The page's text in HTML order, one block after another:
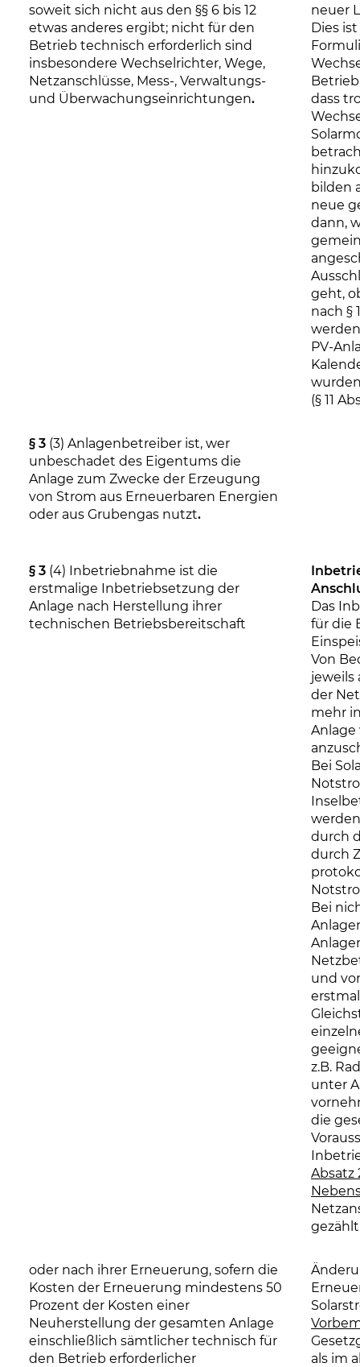
soweit sich nicht aus den §§ 6 bis 12
etwas anderes ergibt; nicht für den
Betrieb technisch erforderlich sind
insbesondere Wechselrichter, Wege,
Netzanschlüsse, Mess-, Verwaltungs-
und Überwachungseinrichtungen.
neuer
Dies
dass
bilden
neue
dann,
geht,
nach §
PV-
(§ 11
§ 3 (3) Anlagenbetreiber ist, wer
unbeschadet des Eigentums die
Anlage zum Zwecke der Erzeugung
von Strom aus Erneuerbaren Energien
oder aus Grubengas nutzt.
§ 3 (4) Inbetriebnahme ist die
erstmalige Inbetriebsetzung der
Anlage nach Herstellung ihrer
technischen Betriebsbereitschaft
Das
für die
Von
jeweils
der
mehr
Anlage
Bei
durch
durch
Bei
und
z.B.
unter
die
Absatz
oder nach ihrer Erneuerung, sofern die
Kosten der Erneuerung mindestens 50
Prozent der Kosten einer
Neuherstellung der gesamten Anlage
einschließlich sämtlicher technisch für
den Betrieb erforderlicher
als im